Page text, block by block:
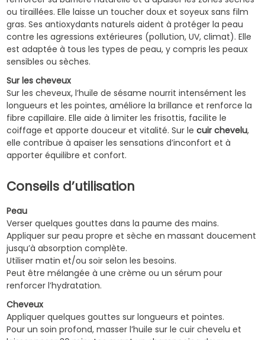
ou tiraillées. Elle laisse un toucher doux et soyeux sans film
gras. Ses antioxydants naturels aident à protéger la peau
contre les agressions extérieures (pollution, UV, climat). Elle
est adaptée à tous les types de peau, y compris les peaux
sensibles ou sèches.
Sur les cheveux
Sur les cheveux, l’huile de sésame nourrit intensément les
longueurs et les pointes, améliore la brillance et renforce la
fibre capillaire. Elle aide à limiter les frisottis, facilite le
coiffage et apporte douceur et vitalité. Sur le cuir chevelu,
elle contribue à apaiser les sensations d’inconfort et à
apporter équilibre et confort.
Conseils d’utilisation
Peau
Verser quelques gouttes dans la paume des mains.
Appliquer sur peau propre et sèche en massant doucement
jusqu’à absorption complète.
Utiliser matin et/ou soir selon les besoins.
Peut être mélangée à une crème ou un sérum pour
renforcer l’hydratation.
Cheveux
Appliquer quelques gouttes sur longueurs et pointes.
Pour un soin profond, masser l’huile sur le cuir chevelu et